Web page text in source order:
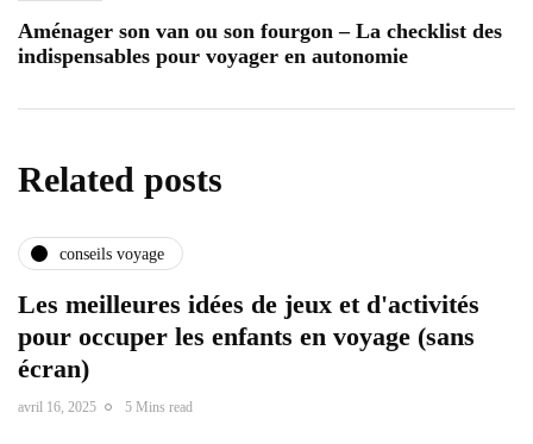
Aménager son van ou son fourgon – La checklist des
indispensables pour voyager en autonomie
Related posts
conseils voyage
Les meilleures idées de jeux et d'activités
pour occuper les enfants en voyage (sans
écran)
avril 16, 2025 5 Mins read